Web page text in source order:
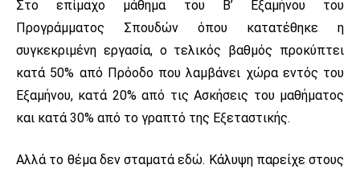
Στο επίμαχο μάθημα του Β’ Εξαμήνου του
Προγράμματος Σπουδών όπου κατατέθηκε η
συγκεκριμένη εργασία, ο τελικός βαθμός προκύπτει
κατά 50% από Πρόοδο που λαμβάνει χώρα εντός του
Εξαμήνου, κατά 20% από τις Ασκήσεις του μαθήματος
και κατά 30% από το γραπτό της Εξεταστικής.
Αλλά το θέμα δεν σταματά εδώ. Κάλυψη παρείχε στους